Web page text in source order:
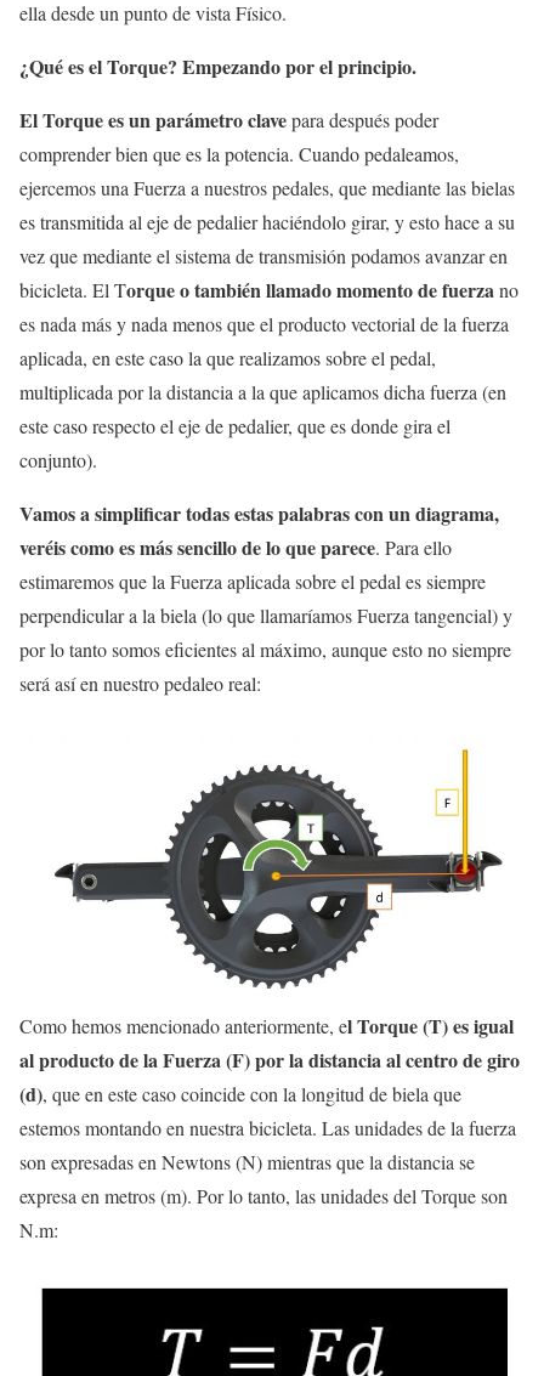
ella desde un punto de vista Físico.
¿Qué es el Torque? Empezando por el principio.
El Torque es un parámetro clavepara después poder
comprender bien que es la potencia. Cuando pedaleamos,
ejercemos una Fuerza a nuestros pedales, que mediante las bielas
es transmitida al eje de pedalier haciéndolo girar, y esto hace a su
vez que mediante el sistema de transmisión podamos avanzar en
bicicleta. El Torque o también llamado momento de fuerzano
es nada más y nada menos que el producto vectorial de la fuerza
aplicada, en este caso la que realizamos sobre el pedal,
multiplicada por la distancia a la que aplicamos dicha fuerza (en
este caso respecto el eje de pedalier, que es donde gira el
conjunto).
Vamos a simplificar todas estas palabras con un diagrama,
veréis como es más sencillo de lo que parece. Para ello
estimaremos que la Fuerza aplicada sobre el pedal es siempre
perpendicular a la biela (lo que llamaríamos Fuerza tangencial) y
por lo tanto somos eficientes al máximo, aunque esto no siempre
será así en nuestro pedaleo real:
Como hemos mencionado anteriormente, el Torque (T) es igual
al producto de la Fuerza (F) por la distancia al centro de giro
(d), que en este caso coincide con la longitud de biela que
estemos montando en nuestra bicicleta. Las unidades de la fuerza
son expresadas en Newtons (N) mientras que la distancia se
expresa en metros (m). Por lo tanto, las unidades del Torque son
N.m: